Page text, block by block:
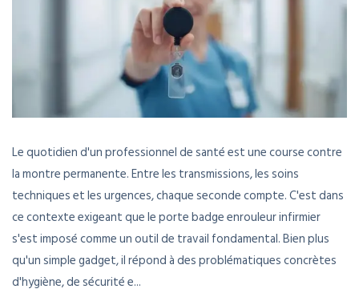
Le quotidien d'un professionnel de santé est une course contre
la montre permanente. Entre les transmissions, les soins
techniques et les urgences, chaque seconde compte. C'est dans
ce contexte exigeant que le porte badge enrouleur infirmier
s'est imposé comme un outil de travail fondamental. Bien plus
qu'un simple gadget, il répond à des problématiques concrètes
d'hygiène, de sécurité e...